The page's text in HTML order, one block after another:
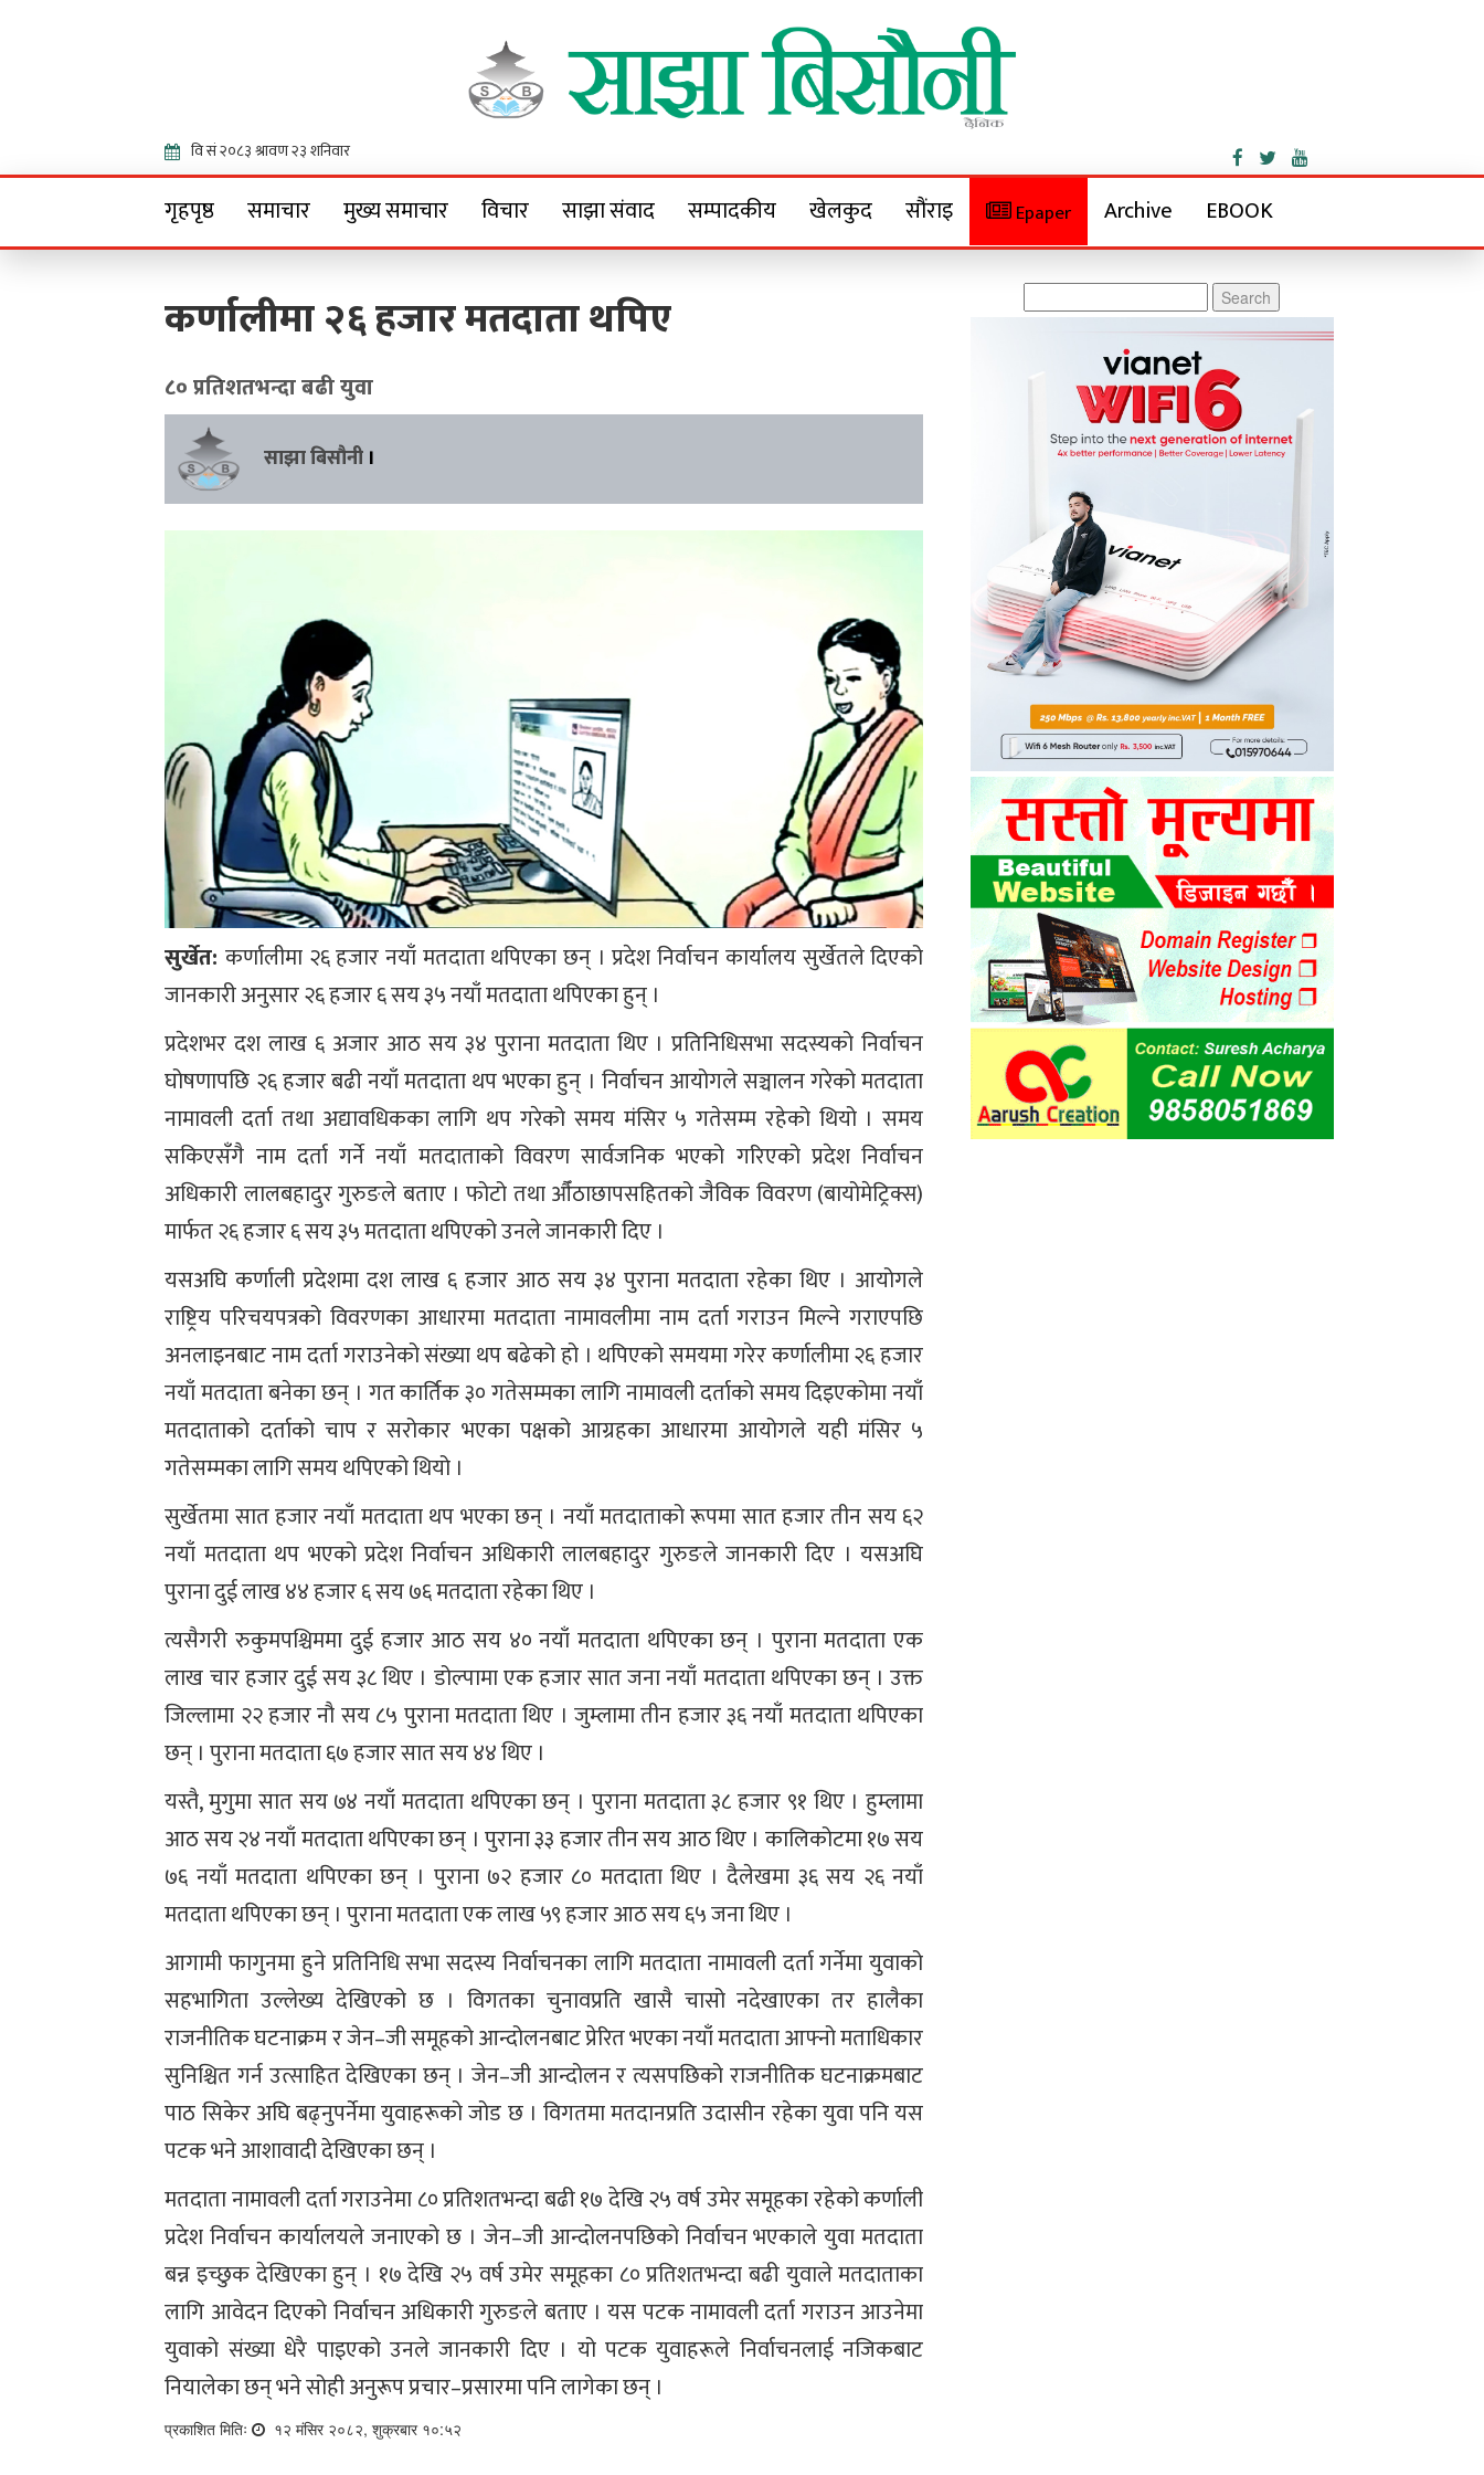
Sajha Bisaunee
गृहपृष्ठ समाचार मुख्य समाचार विचार साझा संवाद सम्पादकीय खेलकुद सौंराइ Epaper Archive EBOOK
कर्णालीमा २६ हजार मतदाता थपिए
८० प्रतिशतभन्दा बढी युवा
साझा बिसौनी ।
सुर्खेत:कर्णालीमा २६ हजार नयाँ मतदाता थपिएका छन् । प्रदेश निर्वाचन कार्यालय सुर्खेतले दिएको
जानकारी अनुसार २६ हजार ६ सय ३५ नयाँ मतदाता थपिएका हुन् ।
प्रदेशभर दश लाख ६ अजार आठ सय ३४ पुराना मतदाता थिए । प्रतिनिधिसभा सदस्यको निर्वाचन
घोषणापछि २६ हजार बढी नयाँ मतदाता थप भएका हुन् । निर्वाचन आयोगले सञ्चालन गरेको मतदाता
नामावली दर्ता तथा अद्यावधिकका लागि थप गरेको समय मंसिर ५ गतेसम्म रहेको थियो । समय
सकिएसँगै नाम दर्ता गर्ने नयाँ मतदाताको विवरण सार्वजनिक भएको गरिएको प्रदेश निर्वाचन
अधिकारी लालबहादुर गुरुङले बताए । फोटो तथा औँठाछापसहितको जैविक विवरण (बायोमेट्रिक्स)
मार्फत २६ हजार ६ सय ३५ मतदाता थपिएको उनले जानकारी दिए ।
यसअघि कर्णाली प्रदेशमा दश लाख ६ हजार आठ सय ३४ पुराना मतदाता रहेका थिए । आयोगले
राष्ट्रिय परिचयपत्रको विवरणका आधारमा मतदाता नामावलीमा नाम दर्ता गराउन मिल्ने गराएपछि
अनलाइनबाट नाम दर्ता गराउनेको संख्या थप बढेको हो । थपिएको समयमा गरेर कर्णालीमा २६ हजार
नयाँ मतदाता बनेका छन् । गत कार्तिक ३० गतेसम्मका लागि नामावली दर्ताको समय दिइएकोमा नयाँ
मतदाताको दर्ताको चाप र सरोकार भएका पक्षको आग्रहका आधारमा आयोगले यही मंसिर ५
गतेसम्मका लागि समय थपिएको थियो ।
सुर्खेतमा सात हजार नयाँ मतदाता थप भएका छन् । नयाँ मतदाताको रूपमा सात हजार तीन सय ६२
नयाँ मतदाता थप भएको प्रदेश निर्वाचन अधिकारी लालबहादुर गुरुङले जानकारी दिए । यसअघि
पुराना दुई लाख ४४ हजार ६ सय ७६ मतदाता रहेका थिए ।
त्यसैगरी रुकुमपश्चिममा दुई हजार आठ सय ४० नयाँ मतदाता थपिएका छन् । पुराना मतदाता एक
लाख चार हजार दुई सय ३८ थिए । डोल्पामा एक हजार सात जना नयाँ मतदाता थपिएका छन् । उक्त
जिल्लामा २२ हजार नौ सय ८५ पुराना मतदाता थिए । जुम्लामा तीन हजार ३६ नयाँ मतदाता थपिएका
छन् । पुराना मतदाता ६७ हजार सात सय ४४ थिए ।
यस्तै, मुगुमा सात सय ७४ नयाँ मतदाता थपिएका छन् । पुराना मतदाता ३८ हजार ९१ थिए । हुम्लामा
आठ सय २४ नयाँ मतदाता थपिएका छन् । पुराना ३३ हजार तीन सय आठ थिए । कालिकोटमा १७ सय
७६ नयाँ मतदाता थपिएका छन् । पुराना ७२ हजार ८० मतदाता थिए । दैलेखमा ३६ सय २६ नयाँ
मतदाता थपिएका छन् । पुराना मतदाता एक लाख ५९ हजार आठ सय ६५ जना थिए ।
आगामी फागुनमा हुने प्रतिनिधि सभा सदस्य निर्वाचनका लागि मतदाता नामावली दर्ता गर्नेमा युवाको
सहभागिता उल्लेख्य देखिएको छ । विगतका चुनावप्रति खासै चासो नदेखाएका तर हालैका
राजनीतिक घटनाक्रम र जेन–जी समूहको आन्दोलनबाट प्रेरित भएका नयाँ मतदाता आफ्नो मताधिकार
सुनिश्चित गर्न उत्साहित देखिएका छन् । जेन–जी आन्दोलन र त्यसपछिको राजनीतिक घटनाक्रमबाट
पाठ सिकेर अघि बढ्नुपर्नेमा युवाहरूको जोड छ । विगतमा मतदानप्रति उदासीन रहेका युवा पनि यस
पटक भने आशावादी देखिएका छन् ।
मतदाता नामावली दर्ता गराउनेमा ८० प्रतिशतभन्दा बढी १७ देखि २५ वर्ष उमेर समूहका रहेको कर्णाली
प्रदेश निर्वाचन कार्यालयले जनाएको छ । जेन–जी आन्दोलनपछिको निर्वाचन भएकाले युवा मतदाता
बन्न इच्छुक देखिएका हुन् । १७ देखि २५ वर्ष उमेर समूहका ८० प्रतिशतभन्दा बढी युवाले मतदाताका
लागि आवेदन दिएको निर्वाचन अधिकारी गुरुङले बताए । यस पटक नामावली दर्ता गराउन आउनेमा
युवाको संख्या धेरै पाइएको उनले जानकारी दिए । यो पटक युवाहरूले निर्वाचनलाई नजिकबाट
नियालेका छन् भने सोही अनुरूप प्रचार–प्रसारमा पनि लागेका छन् ।
प्रकाशित मितिः १२ मंसिर २०८२, शुक्रबार १०:५२
for: